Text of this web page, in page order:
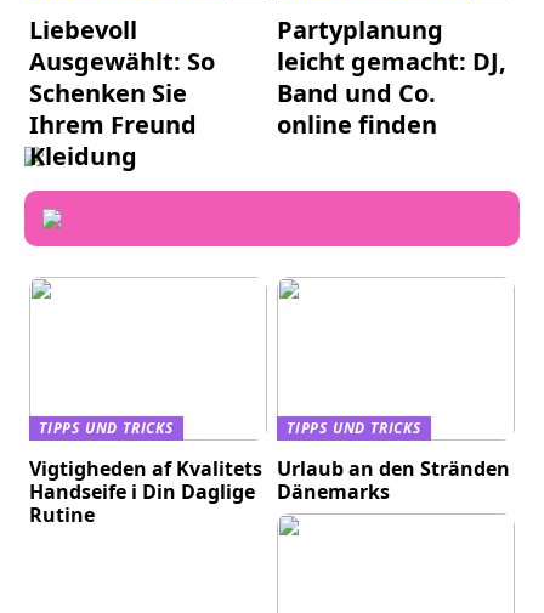
Liebevoll
Ausgewählt: So
Schenken Sie
Ihrem Freund
Kleidung
Partyplanung
leicht gemacht: DJ,
Band und Co.
online finden
TIPPS UND TRICKS
Vigtigheden af Kvalitets
Handseife i Din Daglige
Rutine
TIPPS UND TRICKS
Urlaub an den Stränden
Dänemarks